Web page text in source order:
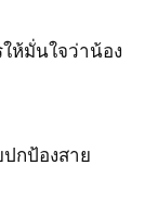
ห้มั่นใจว่าน้อง
กป้องสาย